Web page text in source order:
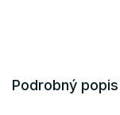
Podrobný popis